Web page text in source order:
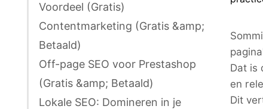
Voordeel (Gratis)
Contentmarketing (Gratis &amp;
Betaald)
Off-page SEO voor Prestashop
(Gratis &amp; Betaald)
Lokale SEO: Domineren in je
Dat is
en
Dit